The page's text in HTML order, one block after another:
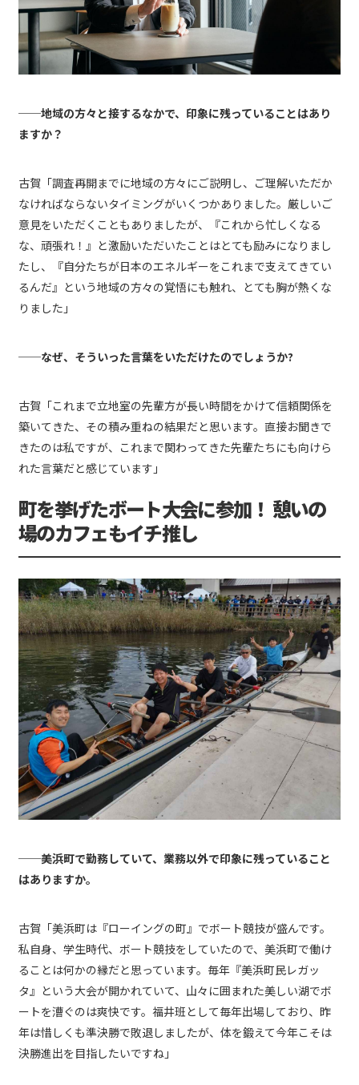
──地域の方々と接するなかで、印象に残っていることはあり
ますか？
古賀「調査再開までに地域の方々にご説明し、ご理解いただか
なければならないタイミングがいくつかありました。厳しいご
意見をいただくこともありましたが、『これから忙しくなる
な、頑張れ！』と激励いただいたことはとても励みになりまし
たし、『自分たちが日本のエネルギーをこれまで支えてきてい
るんだ』という地域の方々の覚悟にも触れ、とても胸が熱くな
りました」
──なぜ、そういった言葉をいただけたのでしょうか?
古賀「これまで立地室の先輩方が長い時間をかけて信頼関係を
築いてきた、その積み重ねの結果だと思います。直接お聞きで
きたのは私ですが、これまで関わってきた先輩たちにも向けら
れた言葉だと感じています」
町を挙げたボート大会に参加！ 憩いの
場のカフェもイチ推し
──美浜町で勤務していて、業務以外で印象に残っていること
はありますか。
古賀「美浜町は『ローイングの町』でボート競技が盛んです。
私自身、学生時代、ボート競技をしていたので、美浜町で働け
ることは何かの縁だと思っています。毎年『美浜町民レガッ
タ』という大会が開かれていて、山々に囲まれた美しい湖でボ
ートを漕ぐのは爽快です。福井班として毎年出場しており、昨
年は惜しくも準決勝で敗退しましたが、体を鍛えて今年こそは
決勝進出を目指したいですね」